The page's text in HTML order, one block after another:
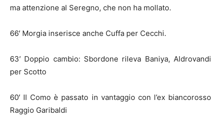
ma attenzione al Seregno, che non ha mollato.
66′ Morgia inserisce anche Cuffa per Cecchi.
63′ Doppio cambio: Sbordone rileva Baniya, Aldrovandi
per Scotto
60′ Il Como è passato in vantaggio con l’ex biancorosso
Raggio Garibaldi